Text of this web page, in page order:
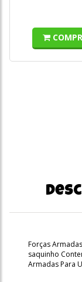
Forças
saquinho
Armadas Para